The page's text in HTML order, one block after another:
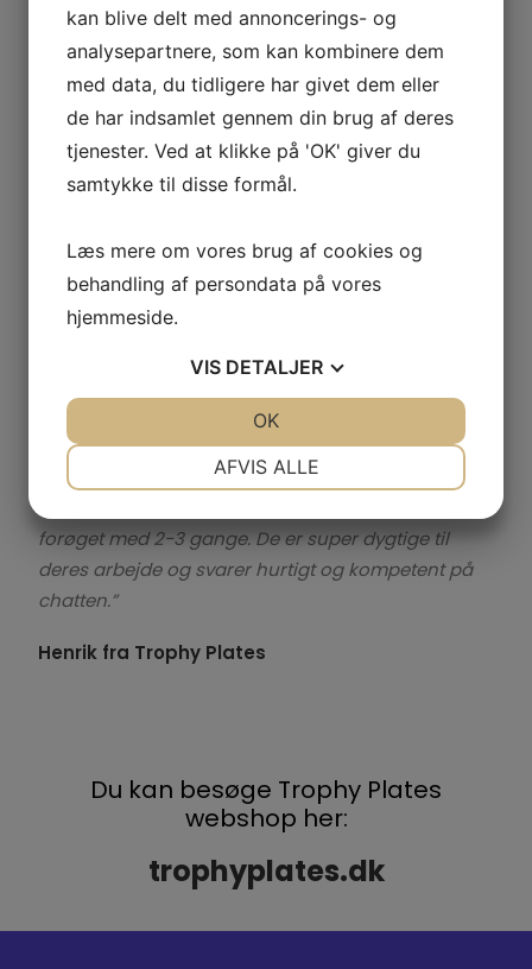
Trophy Plates &
GenieWords
For at få tid til udvikle og introducere nye produkter
søgte Henrik hjælp til sin online annoncering på
“GenieWords var et natulig valg for mig, som
nystartet webshopejer. Her kunne jeg få
online
annoncering for et lille budget.
forøget med 2-3 gange.De er super dygtige til
deres arbejde og svarer hurtigt og kompetent på
chatten.”
Henrik fra Trophy Plates
Du kan besøge Trophy Plates
webshop her:
trophyplates.dk
kan blive delt med annoncerings- og
analysepartnere, som kan kombinere dem
med data, du tidligere har givet dem eller
de har indsamlet gennem din brug af deres
tjenester. Ved at klikke på 'OK' giver du
samtykke til disse formål.
Læs mere om vores brug af cookies og
behandling af persondata på vores
hjemmeside.
VIS DETALJER
MARKETING STATISTIK
AFVIS ALLE
OK